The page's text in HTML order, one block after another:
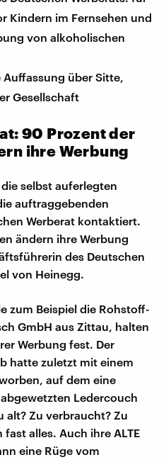
Kindern im Fernsehen und
von alkoholischen
über Sitte,
Gesellschaft
90 Prozent der
ihre Werbung
selbst auferlegten
auftraggebenden
Werberat kontaktiert.
ändern ihre Werbung
des Deutschen
von Heinegg.
zum Beispiel die Rohstoff-
GmbH aus Zittau, halten
Werbung fest. Der
hatte zuletzt mit einem
auf dem eine
Ledercouch
alt? Zu verbraucht? Zu
alles. Auch ihre ALTE
eine Rüge vom